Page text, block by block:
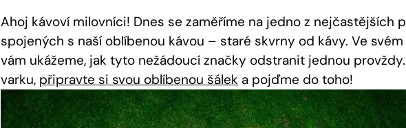
Ahoj kávoví milovníci! Dnes se zaměříme na jedno z nejčastějších
spojených s naší oblíbenou kávou – staré skvrny od kávy. Ve
vám ukážeme, jak tyto nežádoucí značky odstranit jednou
varku, připravte si svou oblíbenou šálek a pojďme do toho!